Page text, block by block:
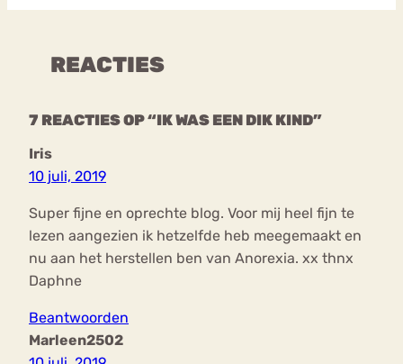
REACTIES
7 REACTIES OP “IK WAS EEN DIK KIND”
Iris
10 juli, 2019
Super fijne en oprechte blog. Voor mij heel fijn te
lezen aangezien ik hetzelfde heb meegemaakt en
nu aan het herstellen ben van Anorexia. xx thnx
Daphne
Beantwoorden
Marleen2502